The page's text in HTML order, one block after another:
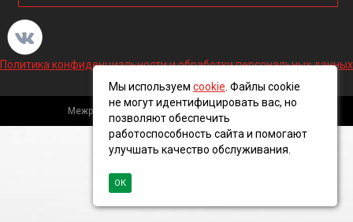
Политика конфиденциальности и обработки персональных данных
Межрегиональная кабельная компания, 2016 ©
Мы используем cookie . Файлы cookie
не могут идентифицировать вас, но
позволяют обеспечить
работоспособность сайта и помогают
улучшать качество обслуживания.
ОК